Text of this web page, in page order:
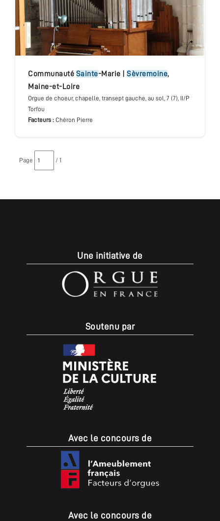
communauté Sainte-Marie Sèvremoine,
Maine-et-Loire
Orgue de choeur, chapelle, transept gauche, au sol , 7 (7), II/P
Torfou
Facteurs : Chéron Pierre
Page / 1
Une initiative de
Soutenu par
Avec le concours de
Avec le concours de